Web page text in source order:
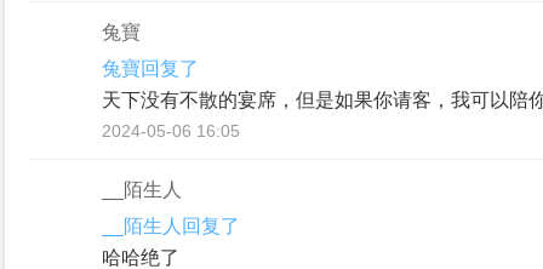
兔寶
兔寶回复了
天下没有不散的宴席，但是如果你请客，我可以陪
2024-05-06 16:05
__陌生人
__陌生人回复了
哈哈绝了